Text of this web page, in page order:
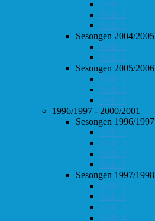
Follo 1
Follo 2
Follo 3
Sesongen 2004/2005
Follo 1
Follo 2
Sesongen 2005/2006
Follo 1
Follo 2
Follo 3
1996/1997 - 2000/2001
Sesongen 1996/1997
Follo 1
Follo 2
Follo 3
Follo 4
Sesongen 1997/1998
Follo 1
Follo 2
Follo 3
Follo 4